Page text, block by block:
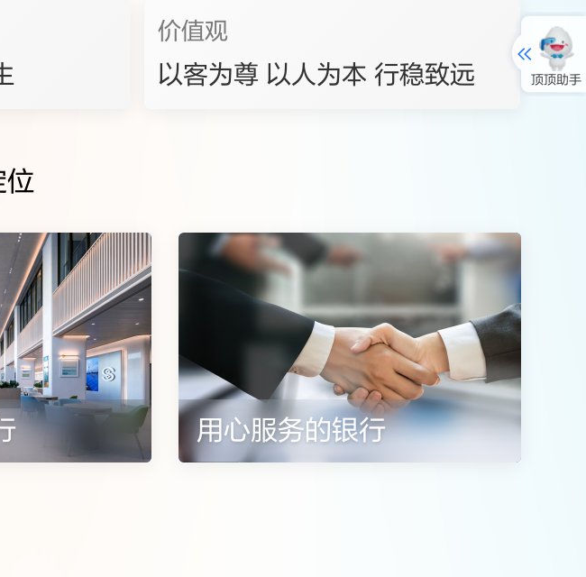
价值观
以客为尊 以人为本 行稳致远
位
用心服务的银行
总局认定的系统重要性银行名单。
成为民营企业的首选银行。
军者
顶顶助手